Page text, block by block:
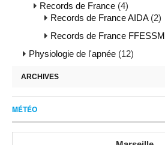
Records de France (4)
Records de France AIDA(2)
Records de France FFESSM
Physiologie de l'apnée (12)
ARCHIVES
MÉTÉO